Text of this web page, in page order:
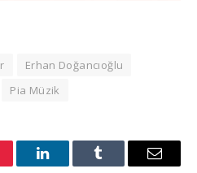
Erhan Doğancıoğlu
Pia Müzik
LinkedInTumblr Email